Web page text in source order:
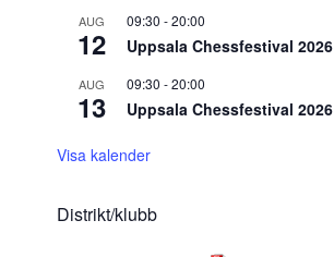
AUG
12
09:30 -20:00
Uppsala Chessfestival 2026
AUG
13
09:30 -20:00
Uppsala Chessfestival 2026
Visa kalender
Distrikt/klubb